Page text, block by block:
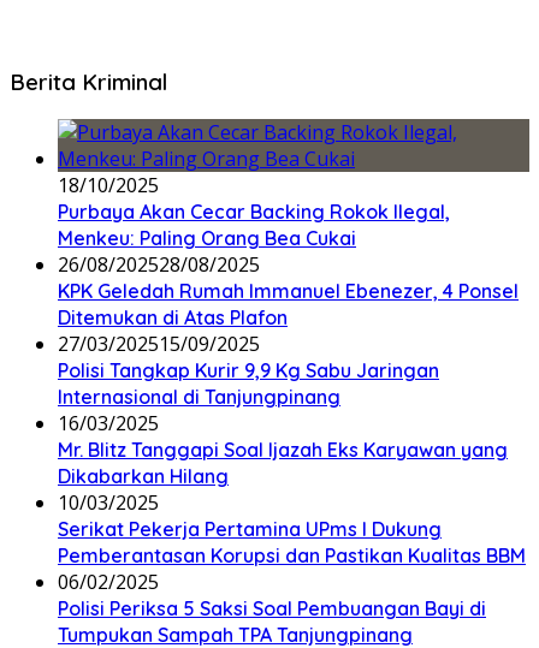
Berita Kriminal
18/10/2025
Purbaya Akan Cecar Backing Rokok Ilegal,
Menkeu: Paling Orang Bea Cukai
26/08/202528/08/2025
KPK Geledah Rumah Immanuel Ebenezer, 4 Ponsel
Ditemukan di Atas Plafon
27/03/202515/09/2025
Polisi Tangkap Kurir 9,9 Kg Sabu Jaringan
Internasional di Tanjungpinang
16/03/2025
Mr. Blitz Tanggapi Soal Ijazah Eks Karyawan yang
Dikabarkan Hilang
10/03/2025
Serikat Pekerja Pertamina UPms I Dukung
Pemberantasan Korupsi dan Pastikan Kualitas BBM
06/02/2025
Polisi Periksa 5 Saksi Soal Pembuangan Bayi di
Tumpukan Sampah TPA Tanjungpinang